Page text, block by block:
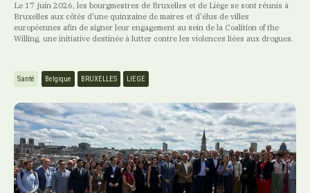
Le 17 juin 2026, les bourgmestres de Bruxelles et de Liège se sont réunis à
Bruxelles aux côtés d'une quinzaine de maires et d'élus de villes
européennes afin de signer leur engagement au sein de la Coalition of the
Willing, une initiative destinée à lutter contre les violences liées aux drogues.
Santé Belgique BRUXELLES LIEGE